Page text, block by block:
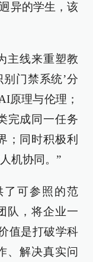
异的学生，该
主线来重塑教
门禁系统’分
原理与伦理；
完成同一任务
；同时积极利
机协同。”
可参照的范
队，将企业一
值是打破学科
、解决真实问